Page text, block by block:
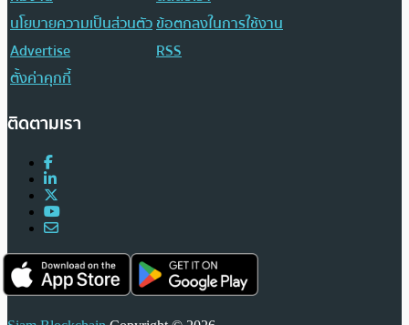
นโยบายความเป็นส่วนตัวข้อตกลงในการใช้งาน
Advertise
RSS
ตั้งค่าคุกกี้
ติดตามเรา